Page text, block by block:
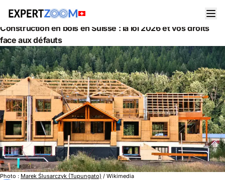
Actualités
Juridique
Construction en bois en Suisse : la loi 2026 et vos droits
face aux défauts
Photo : Marek Ślusarczyk (Tupungato) / Wikimedia